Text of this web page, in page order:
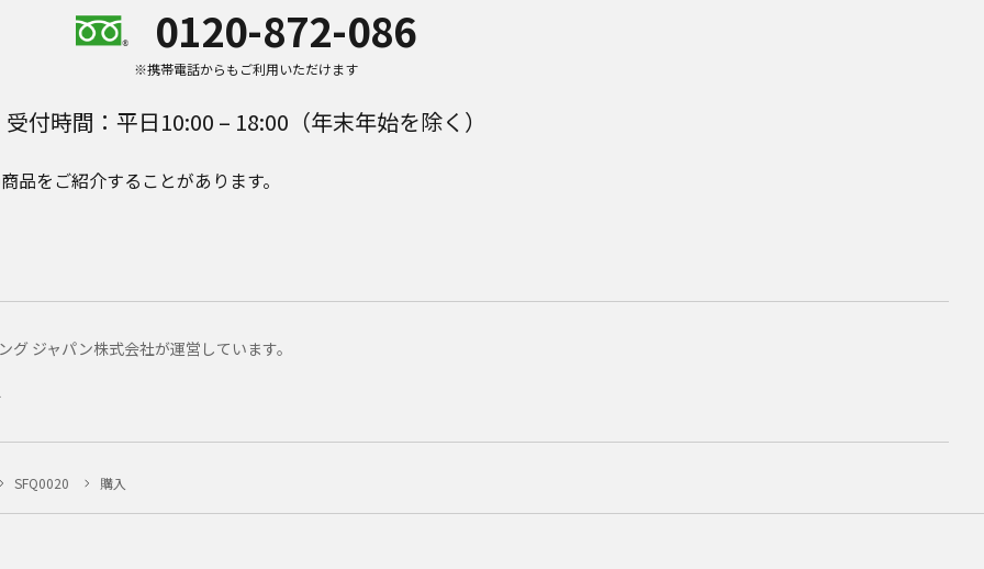
0120-872-086
※携帯電話からもご利用いただけます
受付時間：平日10:00 – 18:00（年末年始を除く）
品をご紹介することがあります。
ジャパン株式会社が運営しています。
SFQ0020 購入